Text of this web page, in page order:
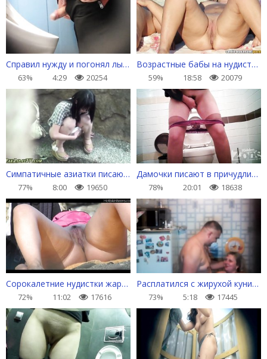
Справил нужду и погонял лысого в общественном туалете
63% 4:29 20254
Возрастные бабы на нудистском пляже
59% 18:58 20079
Симпатичные азиатки писают на улице
77% 8:00 19650
Дамочки писают в причудливых позах
78% 20:01 18638
Сорокалетние нудистки жарят булки на солнце
72% 11:02 17616
Расплатился с жирухой кунилингусом за вкусный обед
73% 5:18 17445